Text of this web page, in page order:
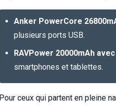
Anker PowerCore
plusieurs ports USB.
RAVPower 20000mAh
smartphones et tablettes.
Pour ceux qui partent en pleine